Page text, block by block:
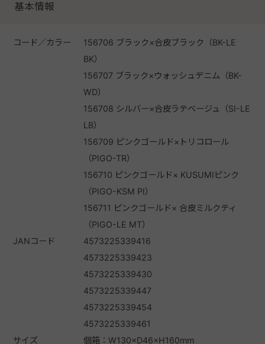
基本情報
コード／カラー
156706 ブラック×合皮ブラック（BK-LE
BK）
156707 ブラック×ウォッシュデニム（BK-
WD）
156708 シルバー×合皮ラテベージュ（SI-LE
LB）
156709 ピンクゴールド×トリコロール
（PIGO-TR）
156710 ピンクゴールド× KUSUMIピンク
（PIGO-KSM PI）
156711 ピンクゴールド× 合皮ミルクティ
（PIGO-LE MT）
JANコード
4573225339416
4573225339423
4573225339430
4573225339447
4573225339454
4573225339461
サイズ
個箱：W130×D46×H160mm